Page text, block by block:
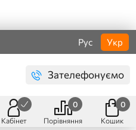
Рус Укр
Зателефонуємо
Кабінет Порівняння
0
Кошик
0